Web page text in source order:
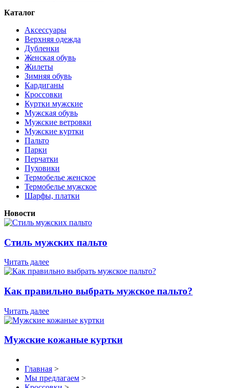
Каталог
Аксессуары
Верхняя одежда
Дубленки
Женская обувь
Жилеты
Зимняя обувь
Кардиганы
Кроссовки
Куртки мужские
Мужская обувь
Мужские ветровки
Мужские куртки
Пальто
Парки
Перчатки
Пуховики
Термобелье женское
Термобелье мужское
Шарфы, платки
Новости
Стиль мужских пальто
Читать далее
Как правильно выбрать мужское пальто?
Читать далее
Мужские кожаные куртки
Главная >
Мы предлагаем >